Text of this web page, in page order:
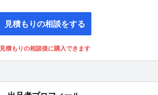
見積もりの相談をする
見積もりの相談後に購入できます